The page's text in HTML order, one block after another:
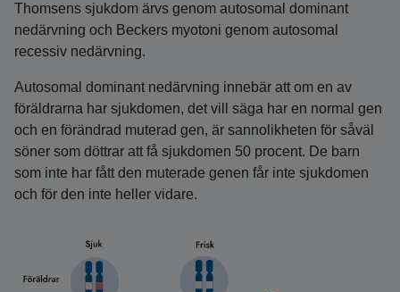
Thomsens sjukdom ärvs genom autosomal dominant
nedärvning och Beckers myotoni genom autosomal
recessiv nedärvning.
Autosomal dominant nedärvning innebär att om en av
föräldrarna har sjukdomen, det vill säga har en normal gen
och en förändrad muterad gen, är sannolikheten för såväl
söner som döttrar att få sjukdomen 50 procent. De barn
som inte har fått den muterade genen får inte sjukdomen
och för den inte heller vidare.